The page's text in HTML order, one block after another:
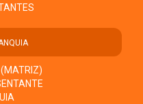
(MATRIZ)